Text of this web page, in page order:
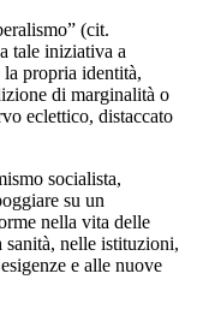
(cit.
tale iniziativa a
propria identità,
di marginalità o
eclettico, distaccato
socialista,
su un
nella vita delle
sanità, nelle istituzioni,
e alle nuove